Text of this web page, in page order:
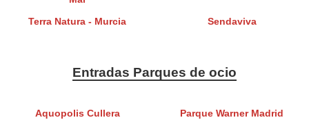
Terra Natura - Murcia Sendaviva
Entradas Parques de ocio
Aquopolis Cullera Parque Warner Madrid